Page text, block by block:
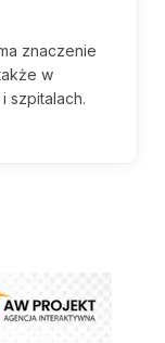
znaczenie
w
szpitalach.